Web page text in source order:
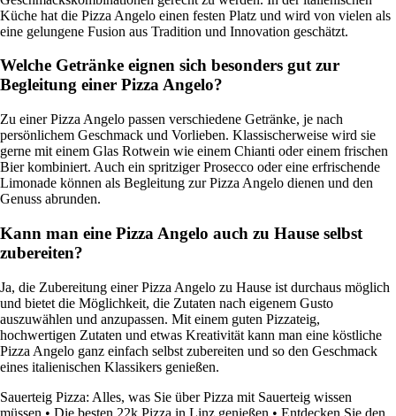
Küche hat die Pizza Angelo einen festen Platz und wird von vielen als
eine gelungene Fusion aus Tradition und Innovation geschätzt.
Welche Getränke eignen sich besonders gut zur
Begleitung einer Pizza Angelo?
Zu einer Pizza Angelo passen verschiedene Getränke, je nach
persönlichem Geschmack und Vorlieben. Klassischerweise wird sie
gerne mit einem Glas Rotwein wie einem Chianti oder einem frischen
Bier kombiniert. Auch ein spritziger Prosecco oder eine erfrischende
Limonade können als Begleitung zur Pizza Angelo dienen und den
Genuss abrunden.
Kann man eine Pizza Angelo auch zu Hause selbst
zubereiten?
Ja, die Zubereitung einer Pizza Angelo zu Hause ist durchaus möglich
und bietet die Möglichkeit, die Zutaten nach eigenem Gusto
auszuwählen und anzupassen. Mit einem guten Pizzateig,
hochwertigen Zutaten und etwas Kreativität kann man eine köstliche
Pizza Angelo ganz einfach selbst zubereiten und so den Geschmack
eines italienischen Klassikers genießen.
Sauerteig Pizza: Alles, was Sie über Pizza mit Sauerteig wissen
müssen • Die besten 22k Pizza in Linz genießen • Entdecken Sie den